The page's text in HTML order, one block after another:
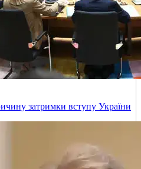
затримки вступу України